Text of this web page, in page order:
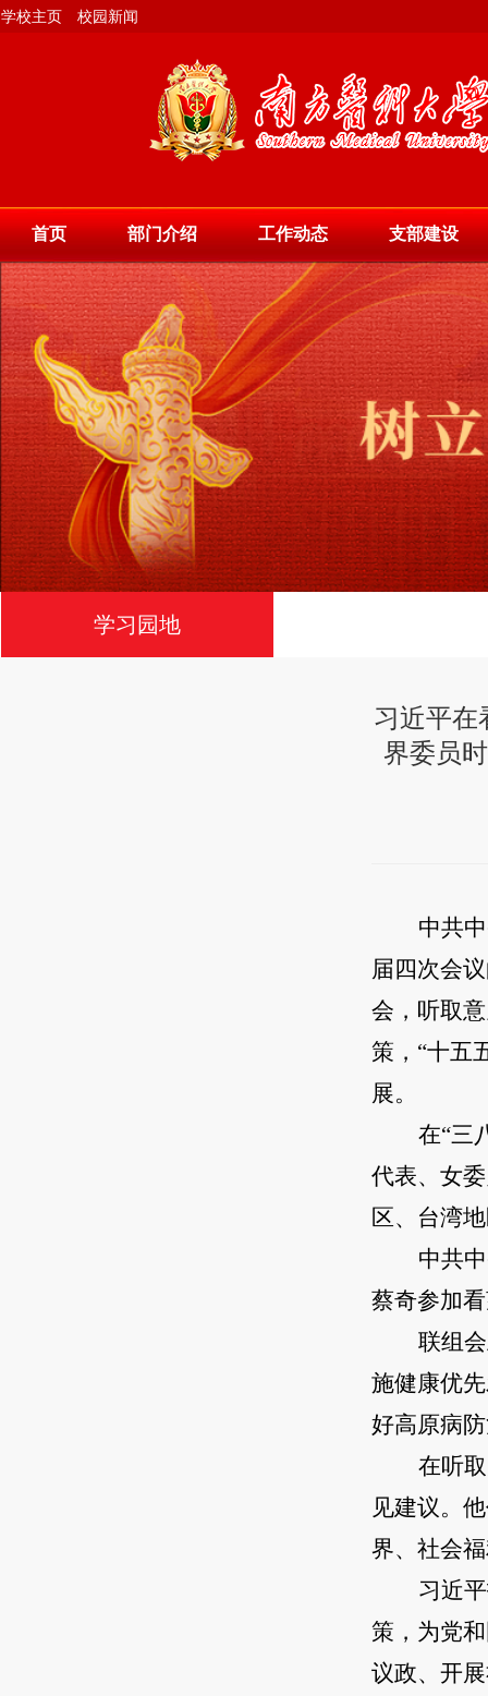
学校主页 校园新闻
首页 部门介绍 工作动态 支部建设
学习园地
习近平在
界委员
中共
届四次会
会，听取
策，“十五
展。
在“三
代表、女
区、台湾
中共
蔡奇参加
联组
施健康优
好高原病
在听
见建议。
界、社会
习近
策，为党
议政、开